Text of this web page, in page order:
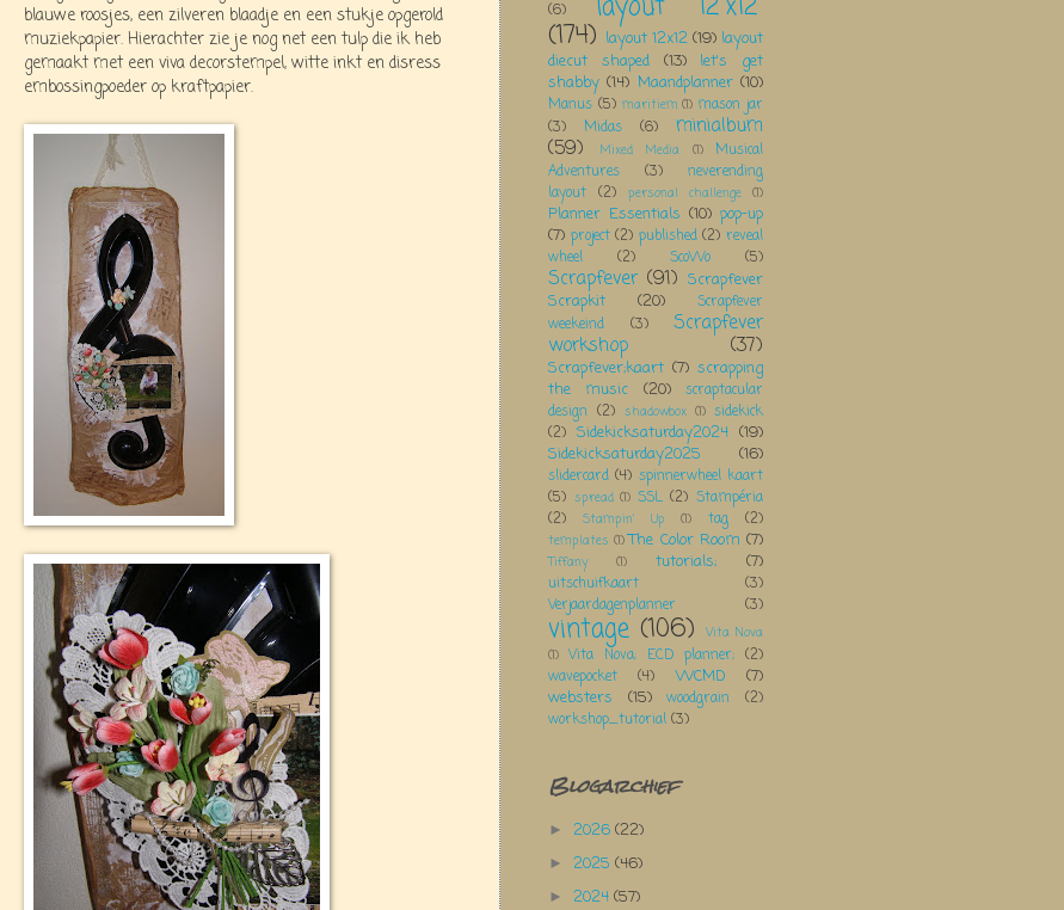
blauwe roosjes, een zilveren blaadje en een stukje opgerold
muziekpapier. Hierachter zie je nog net een tulp die ik heb
gemaakt met een viva decorstempel, witte inkt en disress
embossingpoeder op kraftpapier.
(6)
layout 12"x12"
(174) layout 12x12 (19) layout
diecut shaped
(13)
let's get
shabby (14) Maandplanner (10)
Manus (5) maritiem (1) mason jar
(3)
Midas (6) minialbum
(59) Mixed Media (1)
Musical
Adventures
(3)
neverending
layout (2) personal challenge (1)
Planner Essentials (10) pop-up
(7) project (2) published (2) reveal
wheel
(2) ScoWo (5)
Scrapfever (91) Scrapfever
Scrapkit
(20)
Scrapfever
weekeind
(3) Scrapfever
workshop (37)
Scrapfever;kaart (7) scrapping
the music
(20)
scraptacular
design (2) shadowbox (1) sidekick
(2) Sidekicksaturday2024 (19)
Sidekicksaturday2025
(16)
slidercard (4) spinnerwheel kaart
(5) spread (1) SSL (2) Stampéria
(2)
Stampin' Up (1) tag (2)
templates (1) The Color Room (7)
Tiffany (1) tutorials; (7)
uitschuifkaart
(3)
Verjaardagenplanner
(3)
vintage (106)
Vita Nova
(1) Vita Nova; ECD planner; (2)
wavepocket
(4) WCMD
(7)
websters
(15) woodgrain
(2)
workshop_tutorial (3)
Blogarchief
► 2026 (22)
► 2025 (46)
► 2024 (57)